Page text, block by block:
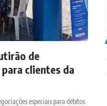
de
clientes da
especiais para débitos